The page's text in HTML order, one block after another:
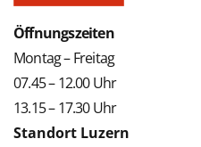
Öffnungszeiten
Montag – Freitag
07.45 – 12.00 Uhr
13.15 – 17.30 Uhr
Standort Luzern